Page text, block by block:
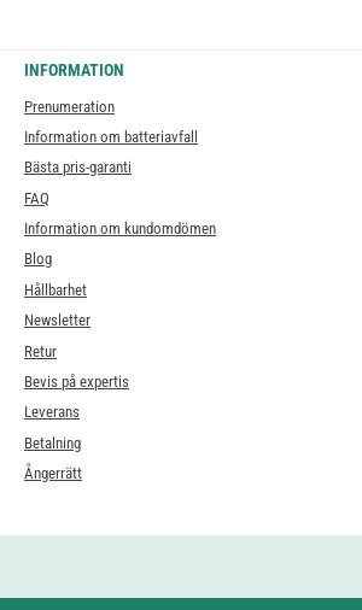
INFORMATION
Prenumeration
Information om batteriavfall
Bästa pris-garanti
FAQ
Information om kundomdömen
Blog
Hållbarhet
Newsletter
Retur
Bevis på expertis
Leverans
Betalning
Ångerrätt